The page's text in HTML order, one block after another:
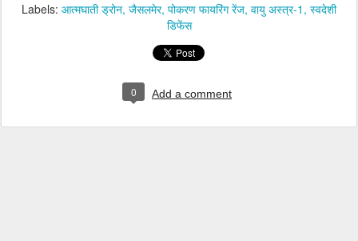
Labels: आत्मघाती ड्रोन जैसलमेर पोकरण फायरिंग रेंज वायु अस्त्र-1 स्वदेशी
डिफेंस
0 Add a comment